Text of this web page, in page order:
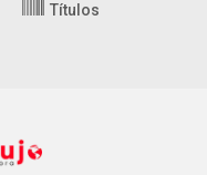
Títulos